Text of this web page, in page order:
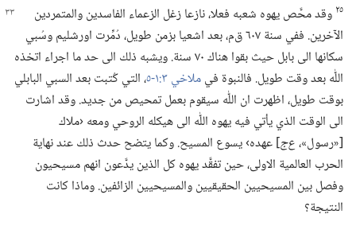
٢٥ وقد محَّص يهوه شعبه فعلا،‏ نازعا زغل الزعماء الفاسدين والمتمردين
الآخرين.‏ ففي سنة ٦٠٧ ق‌م،‏ بعد اشعيا بزمن طويل،‏ دُمِّرت اورشليم وسُبي
سكانها الى بابل حيث بقوا هناك ٧٠ سنة.‏ ويشبه ذلك الى حد ما اجراء اتخذه
اللّٰه بعد وقت طويل.‏ فالنبوة فيملاخي ٣:‏​١-‏٥
‏،‏ التي كُتبت بعد السبي البابلي
بوقت طويل،‏ اظهرت ان اللّٰه سيقوم بعمل تمحيص من جديد.‏ وقد اشارت
الى الوقت الذي يأتي فيه يهوه اللّٰه الى هيكله الروحي ومعه ‹ملاك
[«رسول»،‏ع‌ج‏] عهده› يسوع المسيح.‏ وكما يتضح حدث ذلك عند نهاية
الحرب العالمية الاولى،‏ حين تفقَّد يهوه كل الذين يدَّعون انهم مسيحيون
وفصل بين المسيحيين الحقيقيين والمسيحيين الزائفين.‏ وماذا كانت
النتيجة؟‏